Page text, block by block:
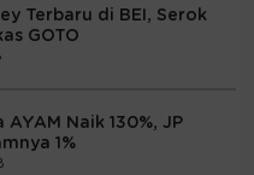
Terbaru di BEI, Serok
GOTO
AYAM Naik 130%, JP
1%